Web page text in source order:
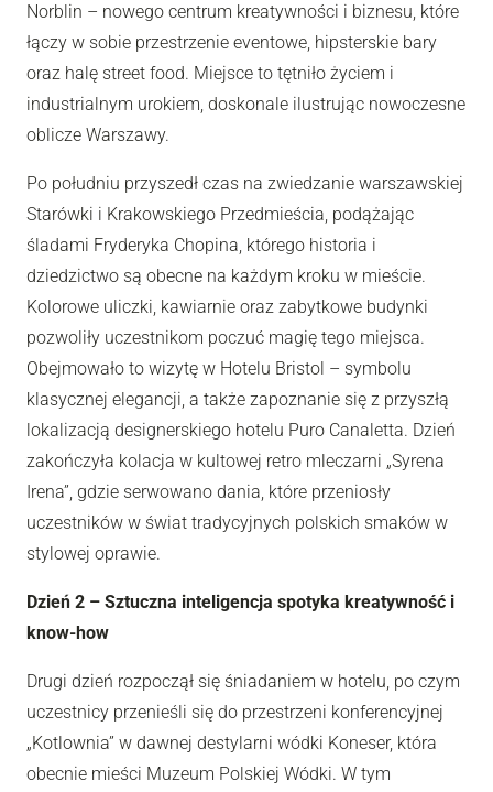
Norblin – nowego centrum kreatywności i biznesu, które
łączy w sobie przestrzenie eventowe, hipsterskie bary
oraz halę street food. Miejsce to tętniło życiem i
industrialnym urokiem, doskonale ilustrując nowoczesne
oblicze Warszawy.
Po południu przyszedł czas na zwiedzanie warszawskiej
Starówki i Krakowskiego Przedmieścia, podążając
śladami Fryderyka Chopina, którego historia i
dziedzictwo są obecne na każdym kroku w mieście.
Kolorowe uliczki, kawiarnie oraz zabytkowe budynki
pozwoliły uczestnikom poczuć magię tego miejsca.
Obejmowało to wizytę w Hotelu Bristol – symbolu
klasycznej elegancji, a także zapoznanie się z przyszłą
lokalizacją designerskiego hotelu Puro Canaletta. Dzień
zakończyła kolacja w kultowej retro mleczarni „Syrena
Irena”, gdzie serwowano dania, które przeniosły
uczestników w świat tradycyjnych polskich smaków w
stylowej oprawie.
Dzień 2 – Sztuczna inteligencja spotyka kreatywność i
know-how
Drugi dzień rozpoczął się śniadaniem w hotelu, po czym
uczestnicy przenieśli się do przestrzeni konferencyjnej
„Kotlownia” w dawnej destylarni wódki Koneser, która
obecnie mieści Muzeum Polskiej Wódki. W tym